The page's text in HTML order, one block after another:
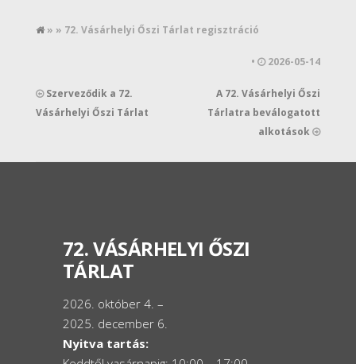
» » 72. Vásárhelyi Őszi Tárlat regisztráció
• 2026-05-14
Szerveződik a 72.
Vásárhelyi Őszi Tárlat
A 72. Vásárhelyi Őszi
Tárlatra beválogatott
alkotások
72. VÁSÁRHELYI ŐSZI
TÁRLAT
2026. október 4. –
2025. december 6.
Nyitva tartás: